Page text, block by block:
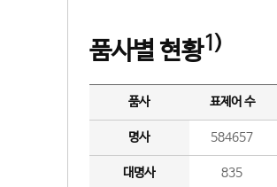
품사별 현황1)
품사 표제어 수
명사 584657
대명사 835